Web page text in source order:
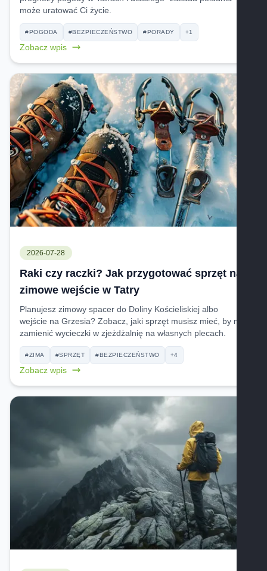
może uratować Ci życie.
#POGODA #BEZPIECZEŃSTWO #PORADY +1
Zobacz wpis
2026-07-28
Raki czy raczki? Jak przygotować sprzęt na
zimowe wejście w Tatry
Planujesz zimowy spacer do Doliny Kościeliskiej albo
wejście na Grzesia? Zobacz, jaki sprzęt musisz mieć, by nie
zamienić wycieczki w zjeżdżalnię na własnych plecach.
#ZIMA #SPRZĘT #BEZPIECZEŃSTWO +4
Zobacz wpis